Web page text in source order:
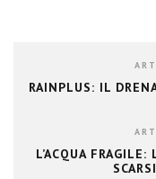
RAINPLUS: IL
L’ACQUA